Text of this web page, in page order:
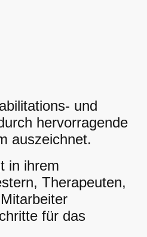
und
hervorragende
auszeichnet.
in ihrem
Therapeuten,
für das